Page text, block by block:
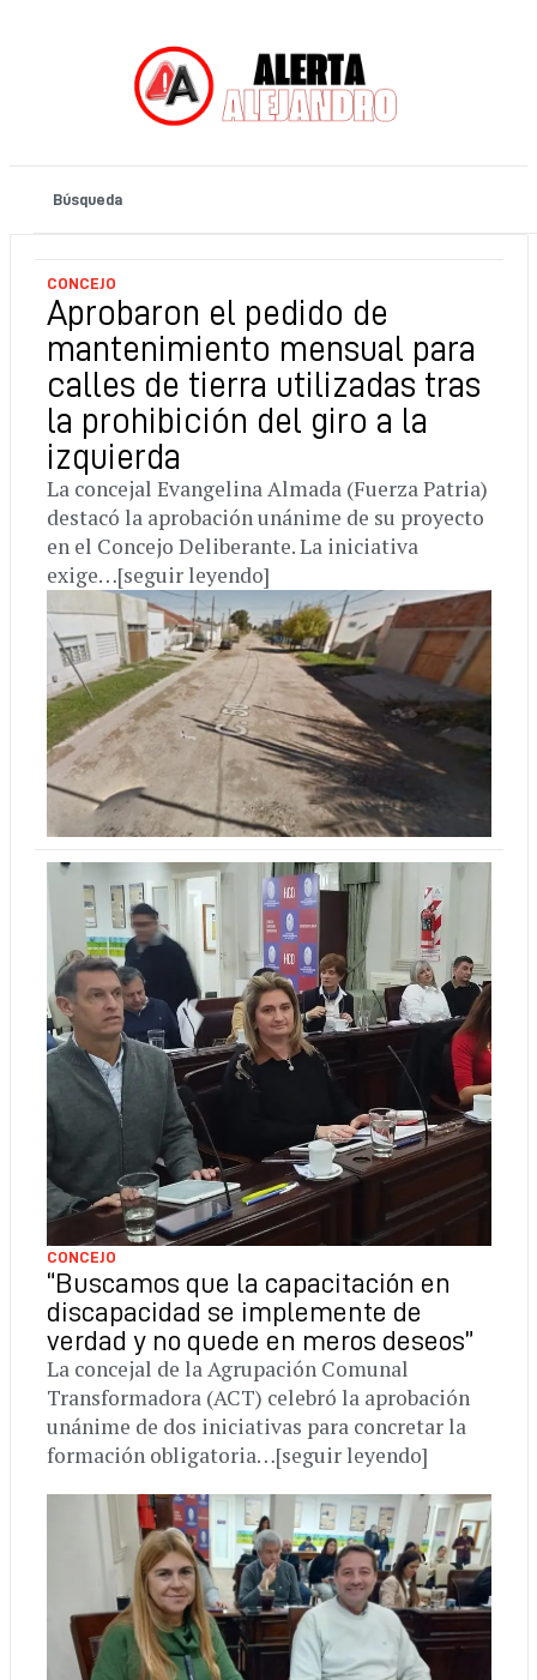
CONCEJO
Aprobaron el pedido de
mantenimiento mensual para
calles de tierra utilizadas tras
la prohibición del giro a la
izquierda
La concejal Evangelina Almada (Fuerza Patria)
destacó la aprobación unánime de su proyecto
en el Concejo Deliberante. La iniciativa
exige…[seguir leyendo]
CONCEJO
“Buscamos que la capacitación en
discapacidad se implemente de
verdad y no quede en meros deseos”
La concejal de la Agrupación Comunal
Transformadora (ACT) celebró la aprobación
unánime de dos iniciativas para concretar la
formación obligatoria…[seguir leyendo]